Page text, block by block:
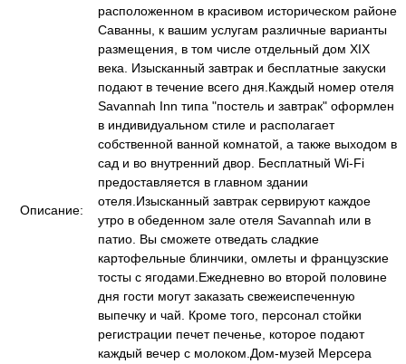
Описание:
расположенном в красивом историческом районе
Саванны, к вашим услугам различные варианты
размещения, в том числе отдельный дом XIX
века. Изысканный завтрак и бесплатные закуски
подают в течение всего дня.Каждый номер отеля
Savannah Inn типа "постель и завтрак" оформлен
в индивидуальном стиле и располагает
собственной ванной комнатой, а также выходом в
сад и во внутренний двор. Бесплатный Wi-Fi
предоставляется в главном здании
отеля.Изысканный завтрак сервируют каждое
утро в обеденном зале отеля Savannah или в
патио. Вы сможете отведать сладкие
картофельные блинчики, омлеты и французские
тосты с ягодами.Ежедневно во второй половине
дня гости могут заказать свежеиспеченную
выпечку и чай. Кроме того, персонал стойки
регистрации печет печенье, которое подают
каждый вечер с молоком.Дом-музей Мерсера